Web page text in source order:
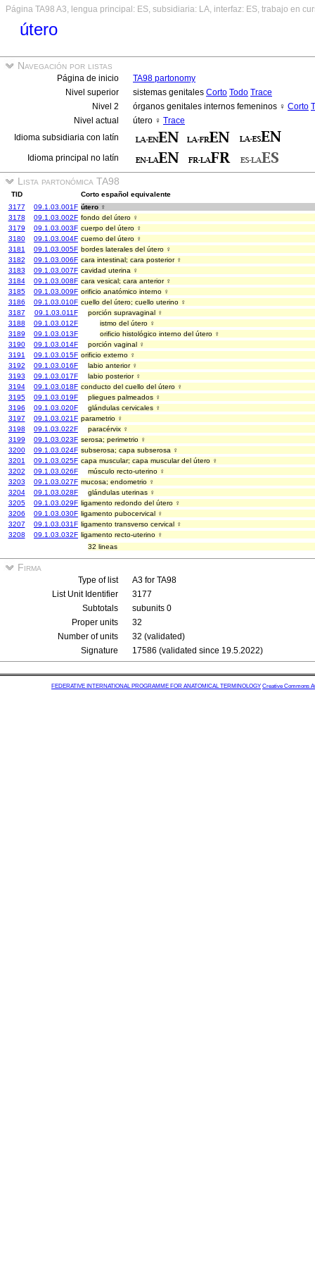
Página TA98 A3, lengua principal: ES, subsidiaria: LA, interfaz: ES, trabajo en
útero
Navegación por listas
Página de inicio
TA98 partonomy
Nivel superior
sistemas genitales Corto Todo Trace
Nivel 2
órganos genitales internos femeninos ♀ Corto
Nivel actual
útero ♀ Trace
Idioma subsidiaria con latín
Idioma principal no latín
Lista partonómica TA98
TID
Corto español equivalente
3177
09.1.03.001F útero ♀
3178
09.1.03.002F fondo del útero ♀
3179
09.1.03.003F cuerpo del útero ♀
3180
09.1.03.004F cuerno del útero ♀
3181
09.1.03.005F bordes laterales del útero ♀
3182
09.1.03.006F cara intestinal; cara posterior ♀
3183
09.1.03.007F cavidad uterina ♀
3184
09.1.03.008F cara vesical; cara anterior ♀
3185
09.1.03.009F orificio anatómico interno ♀
3186
09.1.03.010F cuello del útero; cuello uterino ♀
3187
09.1.03.011F
porción supravaginal ♀
3188
09.1.03.012F
istmo del útero ♀
3189
09.1.03.013F
orificio histológico interno del útero ♀
3190
09.1.03.014F
porción vaginal ♀
3191
09.1.03.015F orificio externo ♀
3192
09.1.03.016F
labio anterior ♀
3193
09.1.03.017F
labio posterior ♀
3194
09.1.03.018F conducto del cuello del útero ♀
3195
09.1.03.019F
pliegues palmeados ♀
3196
09.1.03.020F
glándulas cervicales ♀
3197
09.1.03.021F parametrio ♀
3198
09.1.03.022F
paracérvix ♀
3199
09.1.03.023F serosa; perimetrio ♀
3200
09.1.03.024F subserosa; capa subserosa ♀
3201
09.1.03.025F capa muscular; capa muscular del útero ♀
3202
09.1.03.026F
músculo recto-uterino ♀
3203
09.1.03.027F mucosa; endometrio ♀
3204
09.1.03.028F
glándulas uterinas ♀
3205
09.1.03.029F ligamento redondo del útero ♀
3206
09.1.03.030F ligamento pubocervical ♀
3207
09.1.03.031F ligamento transverso cervical ♀
3208
09.1.03.032F ligamento recto-uterino ♀
32 lineas
Firma
Type of list
A3 for TA98
List Unit Identifier
3177
Subtotals
subunits 0
Proper units
32
Number of units
32 (validated)
Signature
17586 (validated since 19.5.2022)
FEDERATIVE INTERNATIONAL PROGRAMME FOR ANATOMICAL TERMINOLOGY Creative Commons